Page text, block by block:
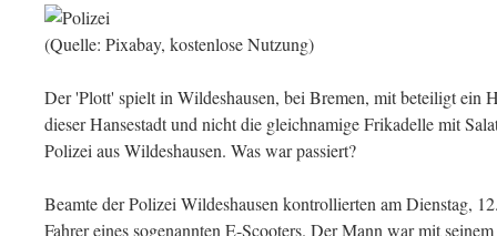
(Quelle: Pixabay, kostenlose Nutzung)
Der 'Plott' spielt in Wildeshausen, bei Bremen, mit beteiligt ein
dieser Hansestadt und nicht die gleichnamige Frikadelle mit
Polizei aus Wildeshausen. Was war passiert?
Beamte der Polizei Wildeshausen kontrollierten am Dienstag,
Fahrer eines sogenannten E-Scooters. Der Mann war mit